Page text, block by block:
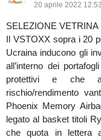
20 aprile 2022
SELEZIONE
Il VSTOXX sopra i 20
Ucraina inducono gli
all’interno dei
protettivi e che
rischio/rendimento
Phoenix Memory
legato al basket titoli
che quota in lettera